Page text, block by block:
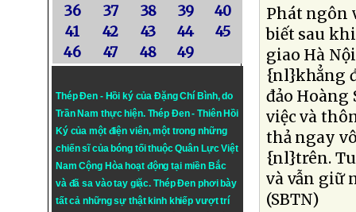
36
37 38 39
40
41
42 43 44
45
46
47 48 49
Thép Đen - Hồi ký của Đặng Chí Bình, do
Trần Nam thực hiện. Thép Đen- Thiên Hồi
Ký của một điện viên, một trong những
chiến sĩ của bóng tối thuộc Quân Lực Việt
Nam Cộng Hòa hoạt động tại miền Bắc
và đã sa vào tay giặc. Thép Đen phơi bày
tất cả những sự thật kinh khiếp vượt trí
Phát ngôn
biết sau
giao Hà
{nl}khẳng
đảo Hoàng
việc và
thả ngay
{nl}trên.
và vẫn giữ
(SBTN)